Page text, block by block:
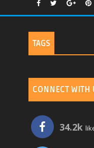
TAGS
CONNECT WITH
34.2k